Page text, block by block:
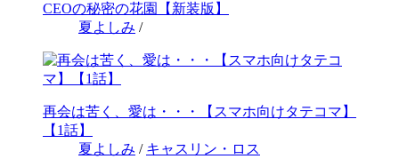
CEOの秘密の花園【新装版】
夏よしみ /
再会は苦く、愛は・・・【スマホ向けタテコマ】
【1話】
夏よしみ / キャスリン・ロス